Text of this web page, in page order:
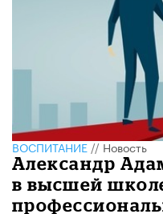
ВОСПИТАНИЕ//Новость
Александр
в высшей